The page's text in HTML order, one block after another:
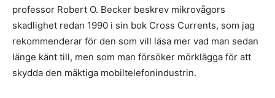
professor Robert O. Becker beskrev mikrovågors
skadlighet redan 1990 i sin bok Cross Currents, som jag
rekommenderar för den som vill läsa mer vad man sedan
länge känt till, men som man försöker mörklägga för att
skydda den mäktiga mobiltelefonindustrin.